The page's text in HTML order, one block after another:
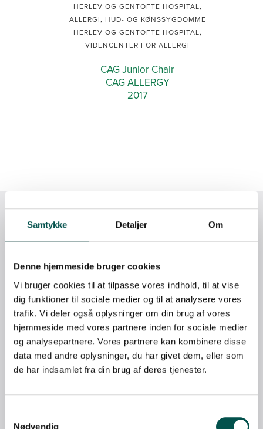
Samtykke Detaljer Om
Denne hjemmeside bruger cookies
Vi bruger cookies til at tilpasse vores indhold, til at vise
dig funktioner til sociale medier og til at analysere vores
trafik. Vi deler også oplysninger om din brug af vores
hjemmeside med vores partnere inden for sociale medier
og analysepartnere. Vores partnere kan kombinere disse
data med andre oplysninger, du har givet dem, eller som
de har indsamlet fra din brug af deres tjenester.
Nødvendig
HERLEV OG GENTOFTE HOSPITAL,
ALLERGI, HUD- OG KØNSSYGDOMME
HERLEV OG GENTOFTE HOSPITAL,
VIDENCENTER FOR ALLERGI
CAG Junior Chair
CAG ALLERGY
2017
CAG-key members